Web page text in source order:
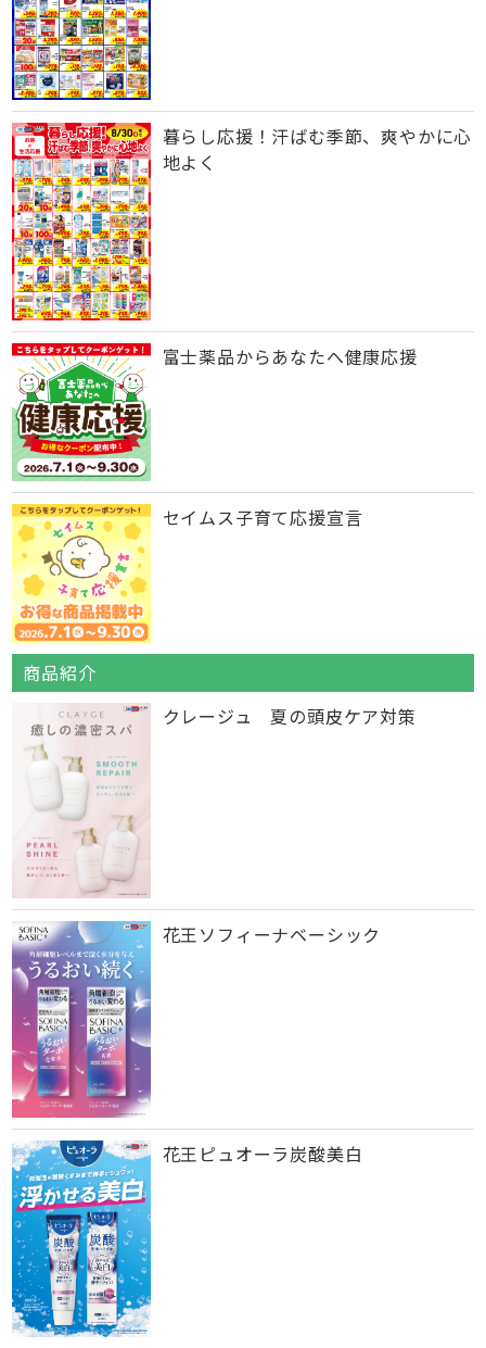
暮らし応援！汗ばむ季節、爽やかに心
地よく
富士薬品からあなたへ健康応援
セイムス子育て応援宣言
商品紹介
クレージュ 夏の頭皮ケア対策
花王ソフィーナベーシック
花王ピュオーラ炭酸美白